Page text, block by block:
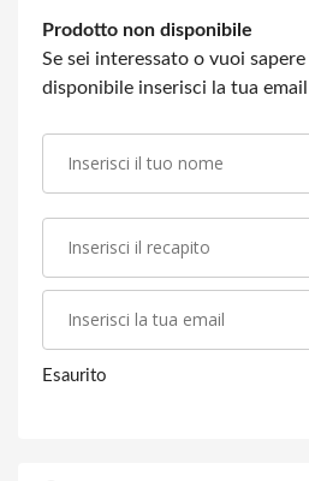
Prodotto non disponibile
Se sei interessato o vuoi
disponibile inserisci la tua email
Esaurito